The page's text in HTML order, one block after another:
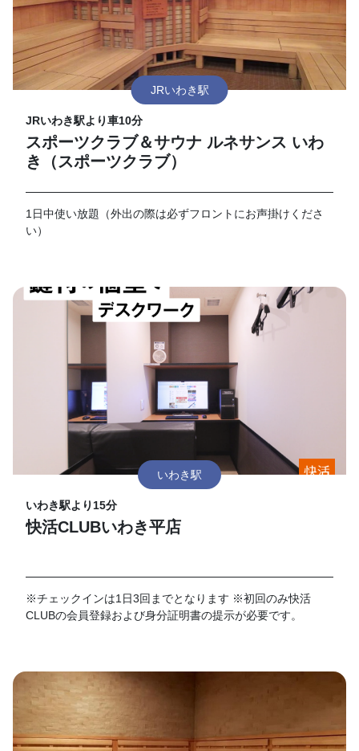
JRいわき駅
JRいわき駅より車10分
スポーツクラブ＆サウナ ルネサンス いわ
き（スポーツクラブ）
1日中使い放題（外出の際は必ずフロントにお声掛けくださ
い）
いわき駅
いわき駅より15分
快活CLUBいわき平店
※チェックインは1日3回までとなります ※初回のみ快活
CLUBの会員登録および身分証明書の提示が必要です。